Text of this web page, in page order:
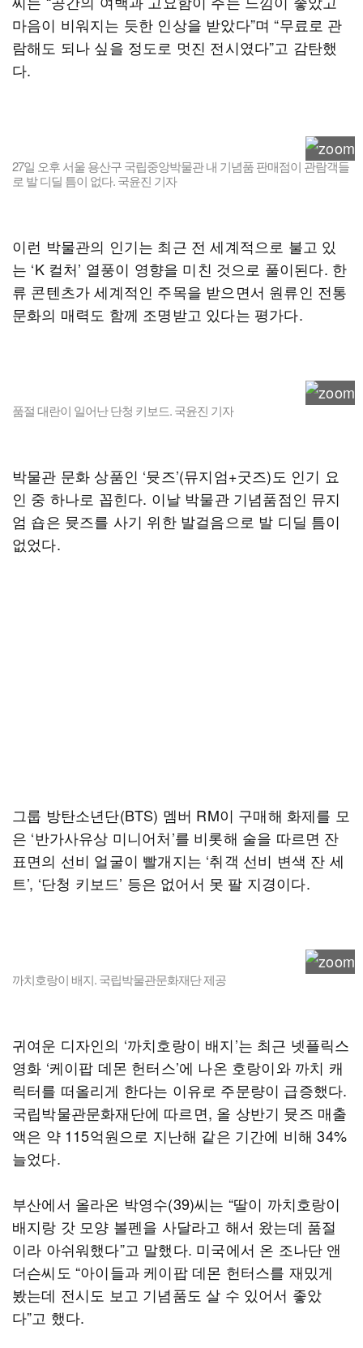
마음이 비워지는 듯한 인상을 받았다”며 “무료로 관
람해도 되나 싶을 정도로 멋진 전시였다”고 감탄했
다.
27일 오후 서울 용산구 국립중앙박물관 내 기념품 판매점이 관람객들
로 발 디딜 틈이 없다. 국윤진 기자
이런 박물관의 인기는 최근 전 세계적으로 불고 있
는 ‘K 컬처’ 열풍이 영향을 미친 것으로 풀이된다. 한
류 콘텐츠가 세계적인 주목을 받으면서 원류인 전통
문화의 매력도 함께 조명받고 있다는 평가다.
품절 대란이 일어난 단청 키보드. 국윤진 기자
박물관 문화 상품인 ‘뮷즈’(뮤지엄+굿즈)도 인기 요
인 중 하나로 꼽힌다. 이날 박물관 기념품점인 뮤지
엄 숍은 뮷즈를 사기 위한 발걸음으로 발 디딜 틈이
없었다.
그룹 방탄소년단(BTS) 멤버 RM이 구매해 화제를 모
은 ‘반가사유상 미니어처’를 비롯해 술을 따르면 잔
표면의 선비 얼굴이 빨개지는 ‘취객 선비 변색 잔 세
트’, ‘단청 키보드’ 등은 없어서 못 팔 지경이다.
까치호랑이 배지. 국립박물관문화재단 제공
귀여운 디자인의 ‘까치호랑이 배지’는 최근 넷플릭스
영화 ‘케이팝 데몬 헌터스’에 나온 호랑이와 까치 캐
릭터를 떠올리게 한다는 이유로 주문량이 급증했다.
국립박물관문화재단에 따르면, 올 상반기 뮷즈 매출
액은 약 115억원으로 지난해 같은 기간에 비해 34%
늘었다.
부산에서 올라온 박영수(39)씨는 “딸이 까치호랑이
배지랑 갓 모양 볼펜을 사달라고 해서 왔는데 품절
이라 아쉬워했다”고 말했다. 미국에서 온 조나단 앤
더슨씨도 “아이들과 케이팝 데몬 헌터스를 재밌게
봤는데 전시도 보고 기념품도 살 수 있어서 좋았
다”고 했다.